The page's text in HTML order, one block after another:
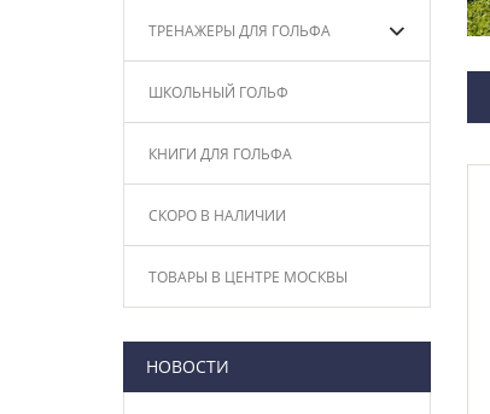
ТРЕНАЖЕРЫ ДЛЯ ГОЛЬФА
ШКОЛЬНЫЙ ГОЛЬФ
КНИГИ ДЛЯ ГОЛЬФА
СКОРО В НАЛИЧИИ
ТОВАРЫ В ЦЕНТРЕ МОСКВЫ
НОВОСТИ